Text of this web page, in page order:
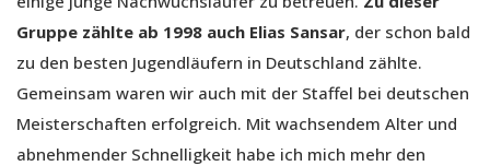
Gruppe zählte ab 1998 auch Elias Sansar, der schon bald
zu den besten Jugendläufern in Deutschland zählte.
Gemeinsam waren wir auch mit der Staffel bei deutschen
Meisterschaften erfolgreich. Mit wachsendem Alter und
abnehmender Schnelligkeit habe ich mich mehr den